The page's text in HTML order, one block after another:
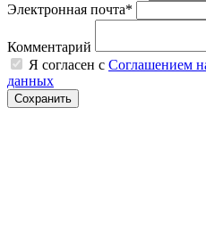
Электронная почта*
Комментарий
Я согласен с Соглашением
данных